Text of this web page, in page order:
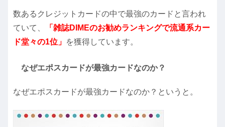
数あるクレジットカードの中で最強のカードと言われ
ていて、
「雑誌DIMEのお勧めランキングで流通系カー
ド堂々の1位」 を獲得しています。
なぜエポスカードが最強カードなのか？
なぜエポスカードが最強カードなのか？というと。